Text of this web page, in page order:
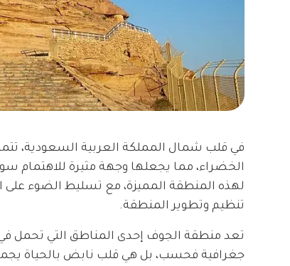
في قلب شمال المملكة العربية السعودية،
الخضراء، مما يجعلها وجهة مثيرة للاهتمام
لهذه المنطقة المميزة، مع تسليط الضوء على
تنظيم وتطوير المنطقة.
تعد منطقة الجوف إحدى المناطق التي تحمل
جغرافية فحسب، بل هي قلب نابض بالحياة يجمع